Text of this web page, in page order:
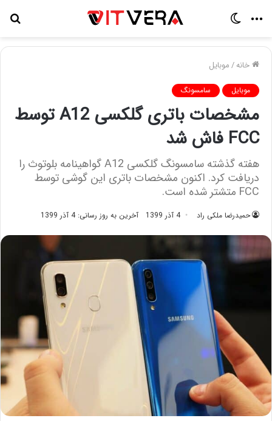
منو
خانه/موبایل
موبایل سامسونگ
مشخصات باتری گلکسی A12 توسط
FCC فاش شد
هفته گذشته سامسونگ گلکسی A12 گواهینامه بلوتوث را
دریافت کرد. اکنون مشخصات باتری این گوشی توسط
FCC متشتر شده است.
حمیدرضا ملکی راد 4 آذر 1399 آخرین به روز رسانی: 4 آذر 1399